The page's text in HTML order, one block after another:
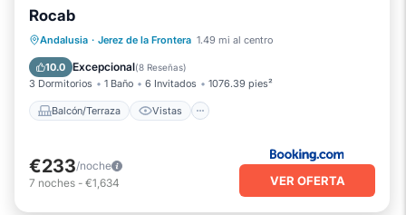
Rocab
Andalusia · Jerez de la Frontera 1.49 mi al centro
10.0 Excepcional(8 Reseñas)
3 Dormitorios 1 Baño 6 Invitados 1076.39 pies²
Balcón/Terraza Vistas
Balcón/Terraza
Vistas
Aparcamiento
€233/noche
7 noches - €1,634 VER OFERTA